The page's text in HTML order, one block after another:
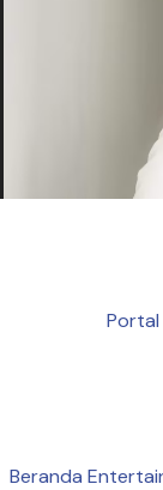
Portal
Beranda